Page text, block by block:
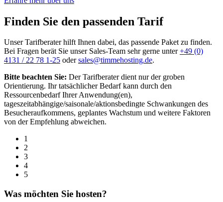
Finden Sie den passenden Tarif
Unser Tarifberater hilft Ihnen dabei, das passende Paket zu finden.
Bei Fragen berät Sie unser Sales-Team sehr gerne unter+49 (0)
4131 / 22 78 1-25 odersales@timmehosting.de.
Bitte beachten Sie: Der Tarifberater dient nur der groben
Orientierung. Ihr tatsächlicher Bedarf kann durch den
Ressourcenbedarf Ihrer Anwendung(en),
tageszeitabhängige/saisonale/aktionsbedingte Schwankungen des
Besucheraufkommens, geplantes Wachstum und weitere Faktoren
von der Empfehlung abweichen.
1
2
3
4
5
Was möchten Sie hosten?